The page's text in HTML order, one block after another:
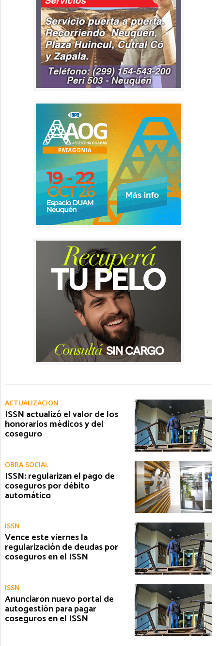
ACTUALIZACIÓN
ISSN actualizó el valor de los
honorarios médicos y del
coseguro
OBRA SOCIAL
ISSN: regularizan el pago de
coseguros por débito
automático
ISSN
Vence este viernes la
regularización de deudas por
coseguros en el ISSN
ISSN
Anunciaron nuevo portal de
autogestión para pagar
coseguros en el ISSN